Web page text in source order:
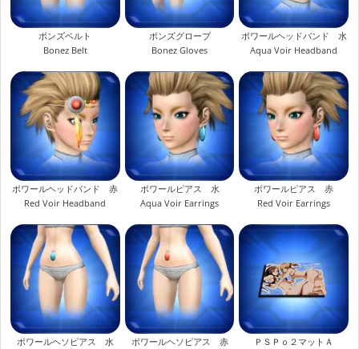
ボンズベルト
Bonez Belt
ボンズグローブ
Bonez Gloves
ボワールヘッドバンド 水
Aqua Voir Headband
ボワールヘッドバンド 赤
Red Voir Headband
ボワールピアス 水
Aqua Voir Earrings
ボワールピアス 赤
Red Voir Earrings
ボワールヘソピアス 水
ボワールヘソピアス 赤
ＰＳＰｏ２マットＡ